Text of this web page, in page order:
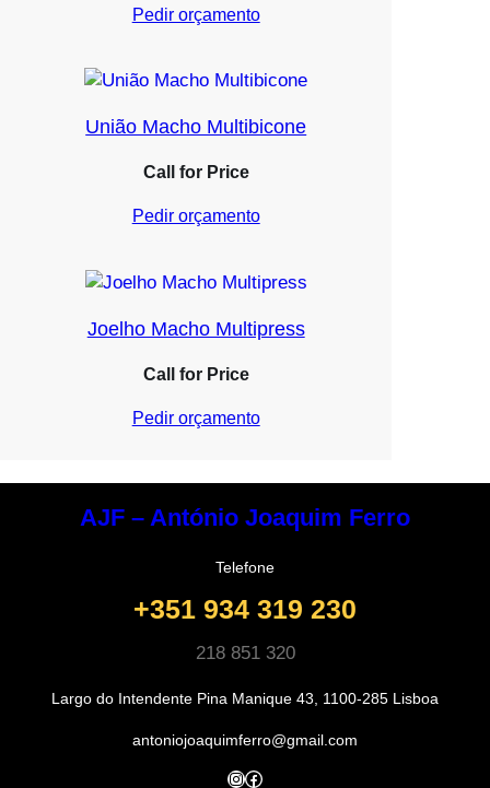
Pedir orçamento
União Macho Multibicone
Call for Price
Pedir orçamento
Joelho Macho Multipress
Call for Price
Pedir orçamento
AJF – António Joaquim Ferro
Telefone
+351 934 319 230
218 851 320
Largo do Intendente Pina Manique 43, 1100-285 Lisboa
antoniojoaquimferro@gmail.com
InstagramFacebook